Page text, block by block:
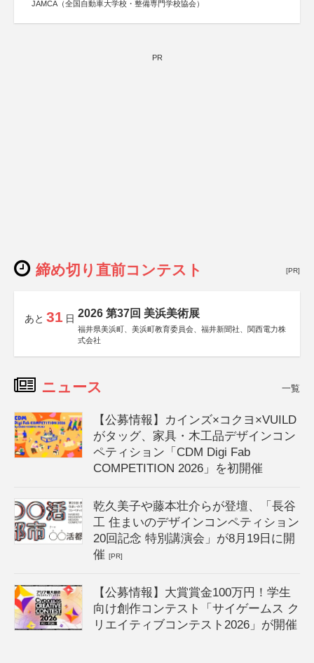
JAMCA（全国自動車大学校・整備専門学校協会）
PR
締め切り直前コンテスト [PR]
あと 31 日 2026 第37回 美浜美術展
福井県美浜町、美浜町教育委員会、福井新聞社、関西電力株
式会社
ニュース 一覧
【公募情報】カインズ×コクヨ×VUILD
がタッグ、家具・木工品デザインコン
ペティション「CDM Digi Fab
COMPETITION 2026」を初開催
乾久美子や藤本壮介らが登壇、「長谷
工 住まいのデザインコンペティション
20回記念 特別講演会」が8月19日に開
催[PR]
【公募情報】大賞賞金100万円！学生
向け創作コンテスト「サイゲームス ク
リエイティブコンテスト2026」が開催